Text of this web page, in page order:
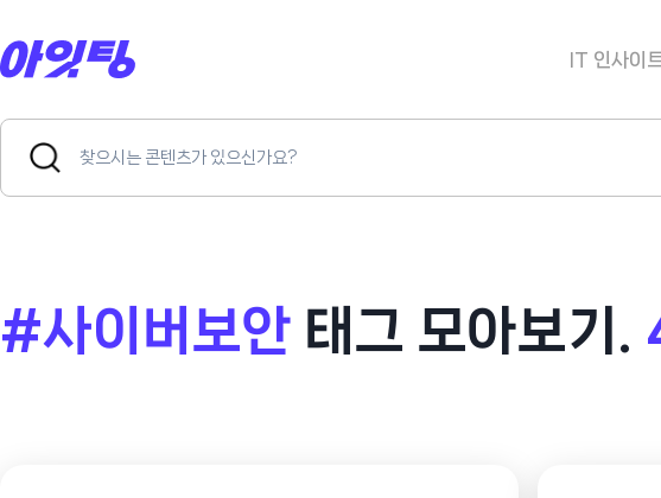
to
content
IT 인사이트
Search
Search
Button
#사이버보안 태그 모아보기.